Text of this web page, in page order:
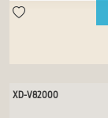
XD-V82000